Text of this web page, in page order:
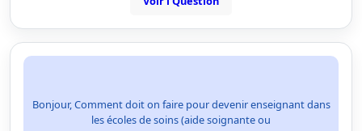
Bonjour, Comment doit on faire pour devenir enseignant dans
les écoles de soins (aide soignante ou